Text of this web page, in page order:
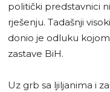
politički predstavnici
rješenju. Tadašnji
donio je odluku
zastave BiH.
Uz grb sa ljiljanima i